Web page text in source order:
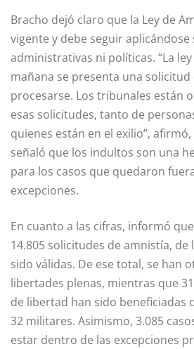
Bracho dejó claro que la Ley de
vigente y debe seguir
administrativas ni políticas. “La
mañana se presenta una
procesarse. Los tribunales están
esas solicitudes, tanto de
quienes están en el exilio”,
señaló que los indultos son una
para los casos que quedaron
excepciones.
En cuanto a las cifras, informó
14.805 solicitudes de amnistía, de
sido válidas. De ese total, se han
libertades plenas, mientras que
de libertad han sido beneficiadas
32 militares. Asimismo, 3.085
estar dentro de las excepciones